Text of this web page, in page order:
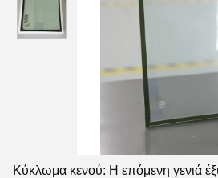
Κύκλωμα κενού: Η επόμενη γενιά